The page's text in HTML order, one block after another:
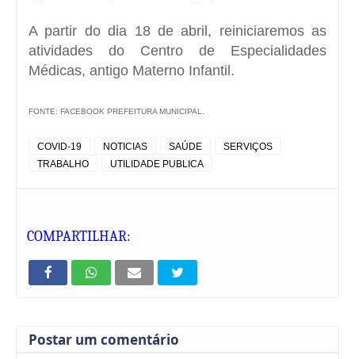
A partir do dia 18 de abril, reiniciaremos as
atividades do Centro de Especialidades
Médicas, antigo Materno Infantil.
FONTE: FACEBOOK PREFEITURA MUNICIPAL.
COVID-19 NOTICIAS SAÚDE
SERVIÇOS
TRABALHO
UTILIDADE PUBLICA
COMPARTILHAR:
Postar um comentário